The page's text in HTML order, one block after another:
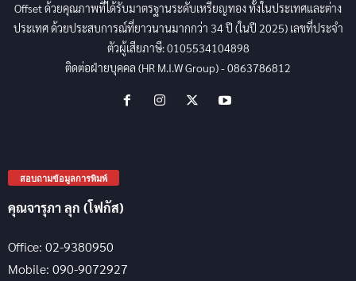
Offset ด้วยคุณภาพที่ได้รับมาตรฐานระดับเหรียญทอง ทั้งในประเทศและต่าง
ประเทศ ด้วยประสบการณ์ที่ยาวนานมากกว่า 34 ปี (ในปี 2025) เลขที่ประจำ
ตัวผู้เสียภาษี: 0105534104898
ติดต่อฝ่ายบุคคล (HR M.I.W Group) - 0863786812
สอบถามข้อมูลการพิมพ์
คุณจารุภา ลุก (โฟกัส)
Office: 02-9380950
Mobile: 090-9072927